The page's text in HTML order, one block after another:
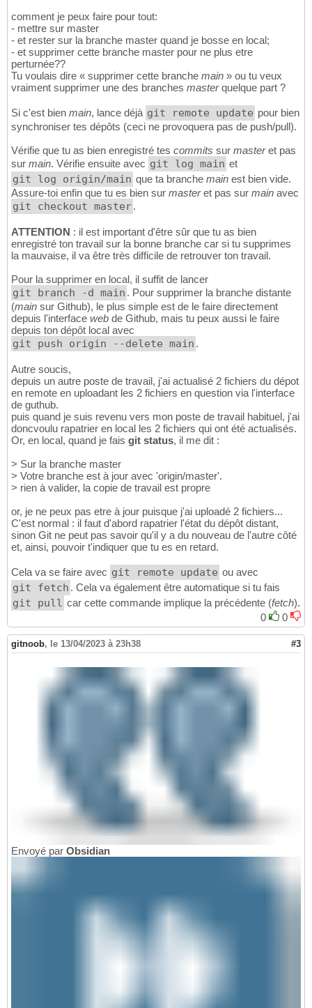
comment je peux faire pour tout:
- mettre sur master
- et rester sur la branche master quand je bosse en local;
- et supprimer cette branche master pour ne plus etre
perturnée??
Tu voulais dire « supprimer cette branche main » ou tu veux
vraiment supprimer une des branches masterquelque part ?
Si c'est bien main, lance déjà git remote update pour bien
synchroniser tes dépôts (ceci ne provoquera pas de push/pull).
Vérifie que tu as bien enregistré tes commits sur masteret pas
sur main. Vérifie ensuite avec git log main et
git log origin/main que ta branche main est bien vide.
Assure-toi enfin que tu es bien sur masteret pas sur main avec
git checkout master.
ATTENTION : il est important d'être sûr que tu as bien
enregistré ton travail sur la bonne branche car si tu supprimes
la mauvaise, il va être très difficile de retrouver ton travail.
Pour la supprimer en local, il suffit de lancer
git branch -d main . Pour supprimer la branche distante
(main sur Github), le plus simple est de le faire directement
depuis l'interface web de Github, mais tu peux aussi le faire
depuis ton dépôt local avec
git push origin --delete main .
Autre soucis,
depuis un autre poste de travail, j'ai actualisé 2 fichiers du dépot
en remote en uploadant les 2 fichiers en question via l'interface
de guthub.
puis quand je suis revenu vers mon poste de travail habituel, j'ai
doncvoulu rapatrier en local les 2 fichiers qui ont été actualisés.
Or, en local, quand je fais git status, il me dit :
> Sur la branche master
> Votre branche est à jour avec 'origin/master'.
> rien à valider, la copie de travail est propre
or, je ne peux pas etre à jour puisque j'ai uploadé 2 fichiers...
C'est normal : il faut d'abord rapatrier l'état du dépôt distant,
sinon Git ne peut pas savoir qu'il y a du nouveau de l'autre côté
et, ainsi, pouvoir t'indiquer que tu es en retard.
Cela va se faire avec git remote update ou avec
git fetch . Cela va également être automatique si tu fais
git pull car cette commande implique la précédente (fetch).
0
0
gitnoob, le 13/04/2023 à 23h38 #3
Envoyé par Obsidian